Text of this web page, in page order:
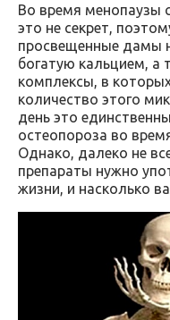
Во время менопаузы
это не секрет,
просвещенные дамы
богатую кальцием, а
комплексы, в
количество этого
день это
остеопороза во
Однако, далеко не
препараты нужно
жизни, и насколько